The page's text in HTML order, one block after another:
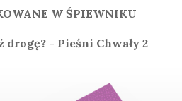
W ŚPIEWNIKU
drogę? - Pieśni Chwały 2